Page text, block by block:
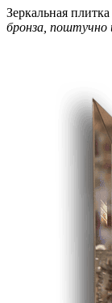
Зеркальная плитка
бронза, поштучно